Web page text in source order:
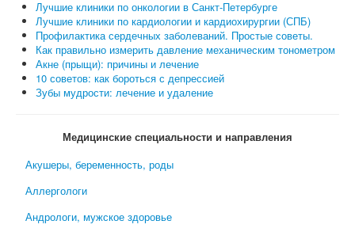
Лучшие клиники по онкологии в Санкт-Петербурге
Лучшие клиники по кардиологии и кардиохирургии (СПБ)
Профилактика сердечных заболеваний. Простые советы.
Как правильно измерить давление механическим тонометром
Акне (прыщи): причины и лечение
10 советов: как бороться с депрессией
Зубы мудрости: лечение и удаление
Медицинские специальности и направления
Акушеры, беременность, роды
Аллергологи
Андрологи, мужское здоровье